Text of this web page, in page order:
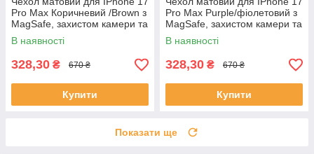
Pro Max Коричневий /Brown з
MagSafe, захистом камери та
лінз
В наявності
328,30 ₴ 670 ₴
Купити
Pro Max Purple/фіолетовий з
MagSafe, захистом камери та
лінз
В наявності
328,30 ₴ 670 ₴
Купити
Показати ще